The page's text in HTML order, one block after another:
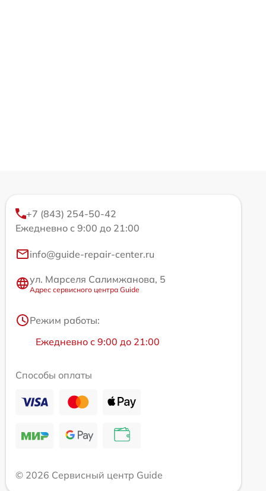
+7 (843) 254-50-42
Ежедневно с 9:00 до 21:00
info@guide-repair-center.ru
ул. Марселя Салимжанова, 5
Адрес сервисного центра Guide
Режим работы:
Ежедневно с 9:00 до 21:00
Способы оплаты
© 2026 Сервисный центр Guide